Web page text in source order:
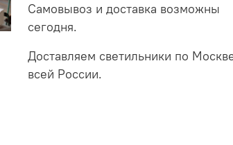
Самовывоз и доставка возможны
сегодня.
Доставляем светильники по
всей России.